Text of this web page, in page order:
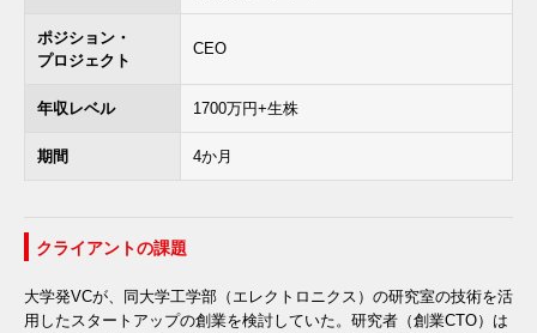
ポジション・
プロジェクト
CEO
年収レベル 1700万円+生株
期間 4か月
クライアントの課題
大学発VCが、同大学工学部（エレクトロニクス）の研究室の技術を活
用したスタートアップの創業を検討していた。研究者（創業CTO）は